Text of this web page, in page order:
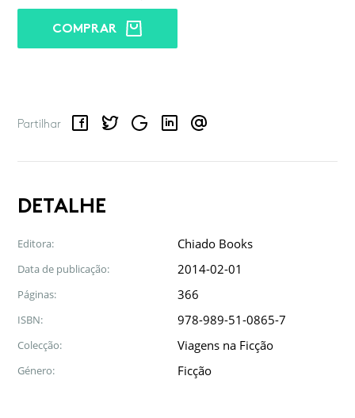
COMPRAR
Partilhar
FacebookTwitterGoogle LinkedInEmail
DETALHE
Editora: Chiado Books
Data de publicação: 2014-02-01
Páginas: 366
ISBN: 978-989-51-0865-7
Colecção: Viagens na Ficção
Género: Ficção